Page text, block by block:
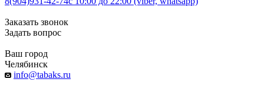
Заказать звонок
Задать вопрос
Ваш город
Челябинск
info@tabaks.ru